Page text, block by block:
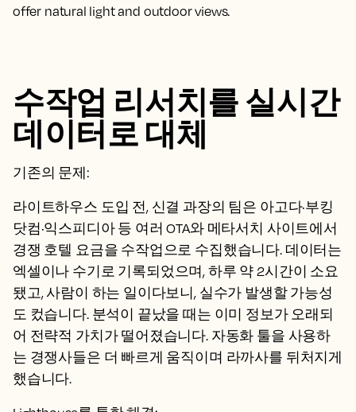
수작업 리서치를 실시간
데이터로 대체
기존의 문제:
라이트하우스 도입 전, 신결 과장의 팀은 아고다·부킹
닷컴·익스피디아 등 여러 OTA와 메타서치 사이트에서
경쟁 호텔 요금을 수작업으로 수집했습니다. 데이터는
엑셀이나 수기로 기록되었으며, 하루 약 2시간이 소요
됐고, 사람이 하는 일이다보니, 실수가 발생할 가능성
도 컸습니다. 분석이 끝났을 때는 이미 정보가 오래되
어 전략적 가치가 떨어졌습니다. 자동화 툴을 사용하
는 경쟁사들은 더 빠르게 움직이며 라까사를 뒤처지게
했습니다.